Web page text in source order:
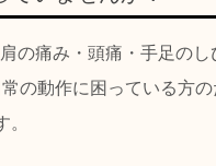
の痛み・頭痛・手足のし
の動作に困っている方
。